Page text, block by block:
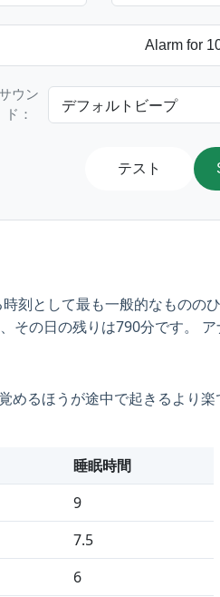
ウン
ド：
テスト
刻として最も一般的なもの
その日の残りは790分です。
めるほうが途中で起きるより
睡眠時間
9
7.5
6